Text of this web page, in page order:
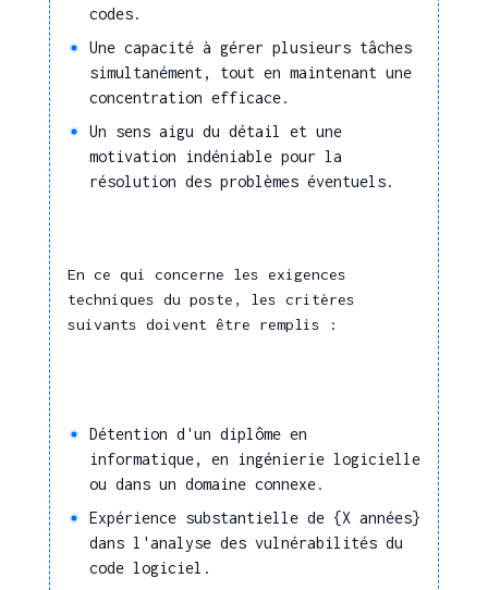
Procédures qualité et sécurité
des systèmes d'information et de
télécoms
Projet de développement
informatique
Protocoles et normes télécoms
Urbanisation des systèmes
Normes et standards
d'exploitation
(RGPD)
Règles de sécurité Informatique
et Télécoms
Produits, outils et
matières
codes.
Une capacité à gérer plusieurs tâches
simultanément, tout en maintenant une
concentration efficace.
Un sens aigu du détail et une
motivation indéniable pour la
résolution des problèmes éventuels.
En ce qui concerne les exigences
techniques du poste, les critères
suivants doivent être remplis :
Détention d'un diplôme en
informatique, en ingénierie logicielle
ou dans un domaine connexe.
Expérience substantielle de {X années}
dans l'analyse des vulnérabilités du
code logiciel.